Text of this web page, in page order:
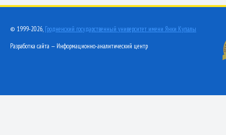
© 1999-2026, Гродненский государственный университет имени Янки Купалы
Разработка сайта — Информационно-аналитический центр